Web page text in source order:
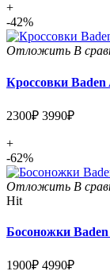
+
-42%
Отложить В
Кроссовки Baden
2300₽ 3990₽
+
-62%
Отложить В
Hit
Босоножки Baden
1900₽ 4990₽